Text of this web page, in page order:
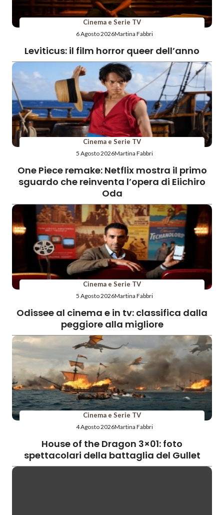
Cinema e Serie TV
6 Agosto 2026Martina Fabbri
Leviticus: il film horror queer dell’anno
Cinema e Serie TV
5 Agosto 2026Martina Fabbri
One Piece remake: Netflix mostra il primo
sguardo che reinventa l’opera di Eiichiro
Oda
Cinema e Serie TV
5 Agosto 2026Martina Fabbri
Odissee al cinema e in tv: classifica dalla
peggiore alla migliore
Cinema e Serie TV
4 Agosto 2026Martina Fabbri
House of the Dragon 3×01: foto
spettacolari della battaglia del Gullet